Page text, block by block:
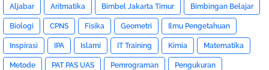
Aljabar Aritmatika Bimbel Jakarta Timur Bimbingan Belajar
Biologi CPNS Fisika Geometri Ilmu Pengetahuan
Inspirasi IPA Islami IT Training Kimia Matematika
Metode PAT PAS UAS Pemrograman Pengukuran